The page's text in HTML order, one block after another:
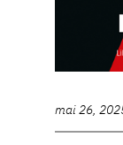
mai 26,